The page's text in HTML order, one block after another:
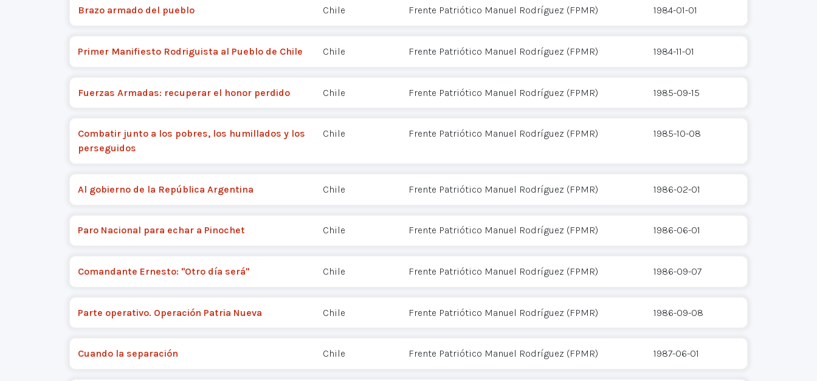
Brazo armado del pueblo Chile Frente Patriótico Manuel Rodríguez (FPMR) 1984-01-01
Primer Manifiesto Rodriguista al Pueblo de Chile Chile Frente Patriótico Manuel Rodríguez (FPMR) 1984-11-01
Fuerzas Armadas: recuperar el honor perdido Chile Frente Patriótico Manuel Rodríguez (FPMR) 1985-09-15
Combatir junto a los pobres, los humillados y los
perseguidos
Chile Frente Patriótico Manuel Rodríguez (FPMR) 1985-10-08
Al gobierno de la República Argentina Chile Frente Patriótico Manuel Rodríguez (FPMR) 1986-02-01
Paro Nacional para echar a Pinochet Chile Frente Patriótico Manuel Rodríguez (FPMR) 1986-06-01
Comandante Ernesto: "Otro día será" Chile Frente Patriótico Manuel Rodríguez (FPMR) 1986-09-07
Parte operativo. Operación Patria Nueva Chile Frente Patriótico Manuel Rodríguez (FPMR) 1986-09-08
Cuando la separación Chile Frente Patriótico Manuel Rodríguez (FPMR) 1987-06-01